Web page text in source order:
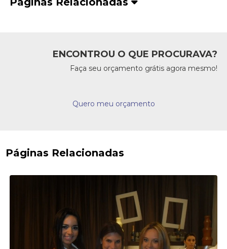
ENCONTROU O QUE PROCURAVA?
Faça seu orçamento grátis agora mesmo!
Quero meu orçamento
Páginas Relacionadas